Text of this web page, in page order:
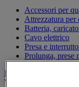
Accessori per
Attrezzatura per
Batteria,
Cavo elettrico
Presa e
Prolunga, prese
Illuminazione
Vedi tutte le categorie